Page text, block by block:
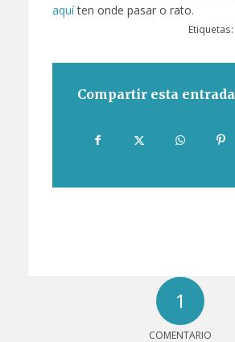
aquíten onde pasar o rato.
Etiquetas:
Compartir esta entrada
1
COMENTARIO